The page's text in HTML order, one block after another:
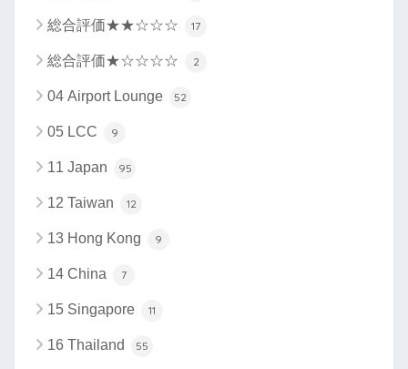
総合評価★★☆☆☆ 17
総合評価★☆☆☆☆ 2
04 Airport Lounge 52
05 LCC 9
11 Japan 95
12 Taiwan 12
13 Hong Kong 9
14 China 7
15 Singapore 11
16 Thailand 55